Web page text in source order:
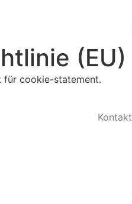
(EU)
für cookie-statement.
Kontakt